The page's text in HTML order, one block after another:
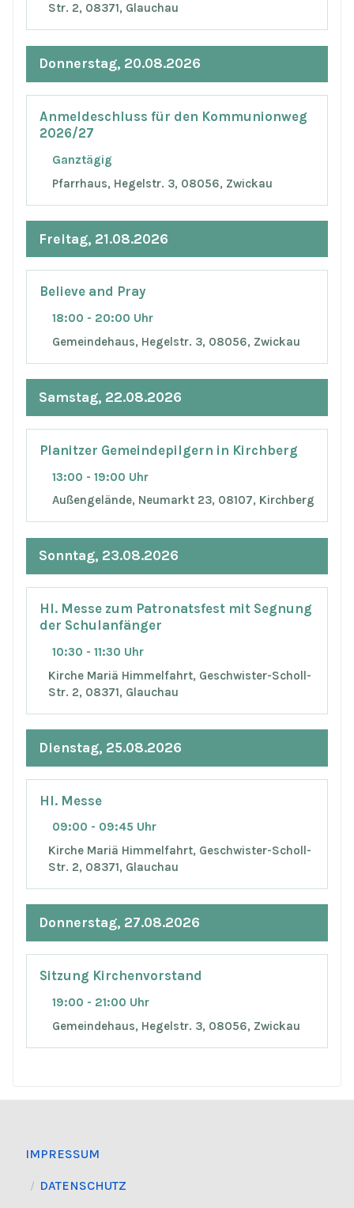
Str. 2, 08371, Glauchau
Donnerstag, 20.08.2026
Anmeldeschluss für den Kommunionweg
2026/27
Ganztägig
Pfarrhaus, Hegelstr. 3, 08056, Zwickau
Freitag, 21.08.2026
Believe and Pray
18:00 - 20:00 Uhr
Gemeindehaus, Hegelstr. 3, 08056, Zwickau
Samstag, 22.08.2026
Planitzer Gemeindepilgern in Kirchberg
13:00 - 19:00 Uhr
Außengelände, Neumarkt 23, 08107, Kirchberg
Sonntag, 23.08.2026
Hl. Messe zum Patronatsfest mit Segnung
der Schulanfänger
10:30 - 11:30 Uhr
Kirche Mariä Himmelfahrt, Geschwister-Scholl-
Str. 2, 08371, Glauchau
Dienstag, 25.08.2026
Hl. Messe
09:00 - 09:45 Uhr
Kirche Mariä Himmelfahrt, Geschwister-Scholl-
Str. 2, 08371, Glauchau
Donnerstag, 27.08.2026
Sitzung Kirchenvorstand
19:00 - 21:00 Uhr
Gemeindehaus, Hegelstr. 3, 08056, Zwickau
IMPRESSUM
DATENSCHUTZ